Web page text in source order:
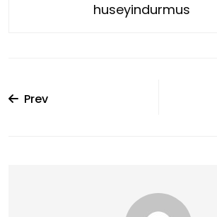
huseyindurmus
Prev